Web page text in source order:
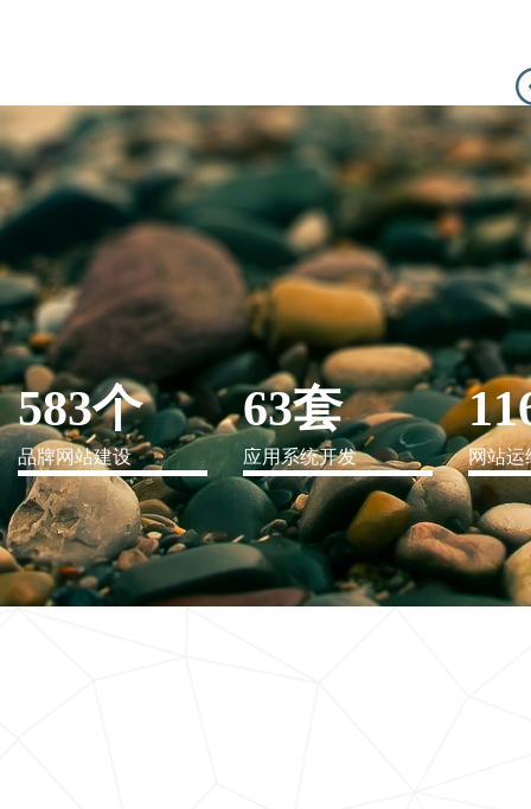
IT行业解决方案
信息爆炸时代，信息传递是否做到更新、更全、更
快
583个
品牌网站建设
63套
应用系统开发 网站运